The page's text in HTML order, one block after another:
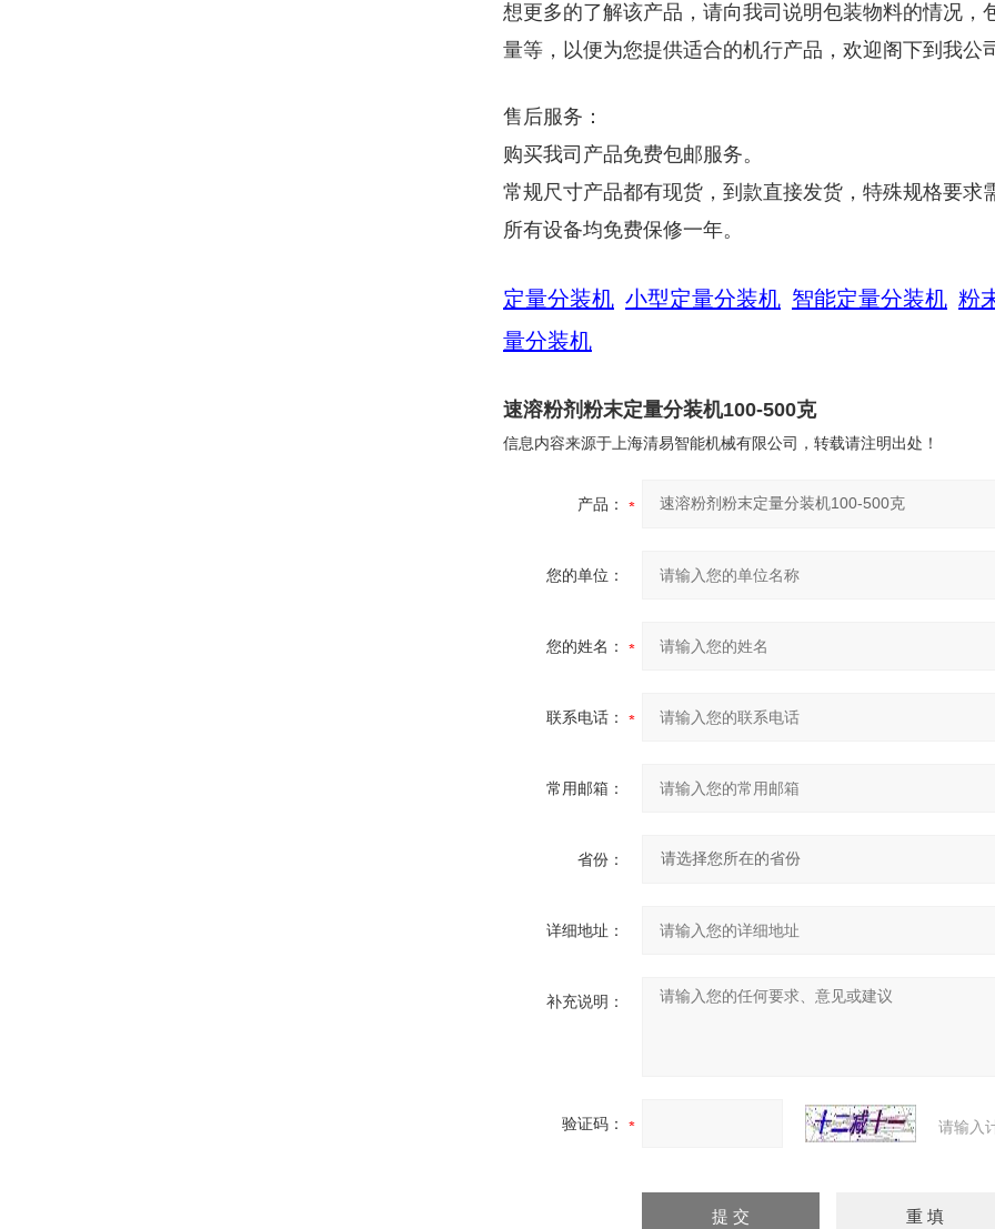
想更多的了解该产品，请向我司说明包装物料的情况
量等，以便为您提供适合的机行产品，欢迎阁下到我公
售后服务：
购买我司产品免费包邮服务。
常规尺寸产品都有现货，到款直接发货，特殊规格要求
所有设备均免费保修一年。
定量分装机 小型定量分装机 智能定量分装机 粉
量分装机
速溶粉剂粉末定量分装机100-500克
信息内容来源于上海清易智能机械有限公司，转载请注明出处！
产品：
您的单位：
您的姓名：
联系电话：
常用邮箱：
省份：
详细地址：
补充说明：
验证码： 请输入